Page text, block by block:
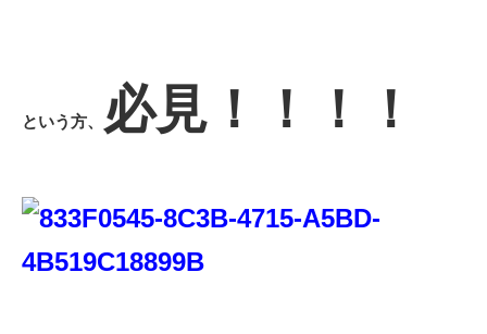
という方、 必見！！！！